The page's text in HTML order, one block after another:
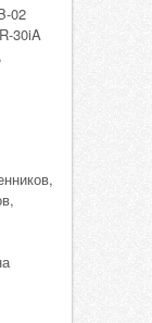
02
30iA